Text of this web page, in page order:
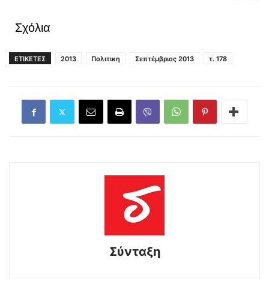
Σχόλια
ΕΤΙΚΕΤΕΣ 2013 Πολιτικη Σεπτέμβριος 2013 τ. 178
Σύνταξη